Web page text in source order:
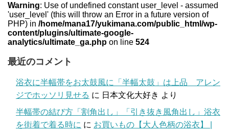
Warning: Use of undefined constant user_level - assumed
'user_level' (this will throw an Error in a future version of
PHP) in /home/mana17/yukimana.com/public_html/wp-
content/plugins/ultimate-google-
analytics/ultimate_ga.php on line 524
最近のコメント
浴衣に半幅帯をお太鼓風に「半幅太鼓」は上品 アレン
ジでホッソリ見せる に 日本文化大好き より
半幅帯の結び方「割角出し」「引き抜き風角出し」浴衣
を街着で着る時に に お買いもの【大人色柄の浴衣】 |